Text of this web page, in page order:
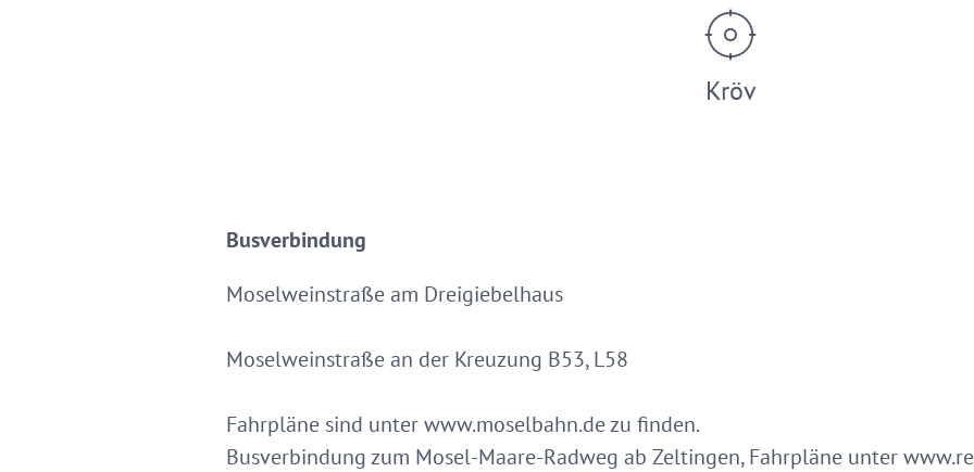
Kröv
Busverbindung
Moselweinstraße am Dreigiebelhaus
Moselweinstraße an der Kreuzung B53, L58
Fahrpläne sind unter www.moselbahn.de zu finden.
Busverbindung zum Mosel-Maare-Radweg ab Zeltingen, Fahrpläne unter